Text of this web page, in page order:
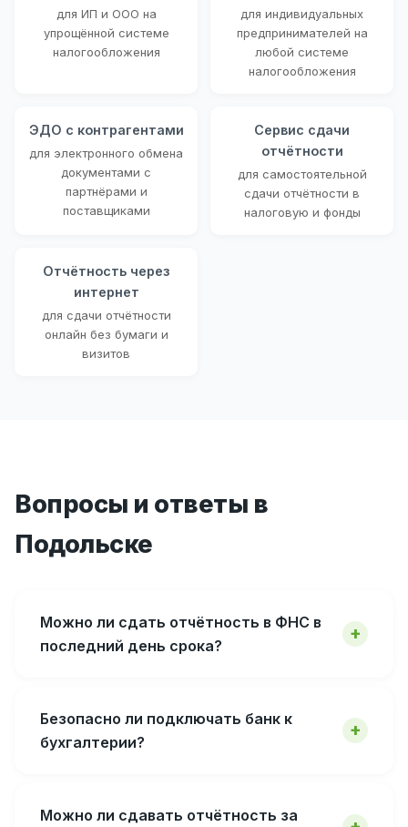
для ИП и ООО на
упрощённой системе
налогообложения
для индивидуальных
предпринимателей на
любой системе
налогообложения
ЭДО с контрагентами
для электронного обмена
документами с
партнёрами и
поставщиками
Сервис сдачи
отчётности
для самостоятельной
сдачи отчётности в
налоговую и фонды
Отчётность через
интернет
для сдачи отчётности
онлайн без бумаги и
визитов
Вопросы и ответы в
Подольске
Можно ли сдать отчётность в ФНС в
последний день срока?
Безопасно ли подключать банк к
бухгалтерии?
Можно ли сдавать отчётность за